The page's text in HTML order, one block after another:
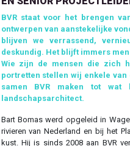
BVR staat voor het brengen
ontwerpen van aanstekelijke
blijven we verrassend,
deskundig. Het blijft immers
Wie zijn de mensen die zich
portretten stellen wij enkele
samen BVR maken tot
landschapsarchitect.
Bart Bomas werd opgeleid in
rivieren van Nederland en bij het
kust. Hij is sinds 2008 aan BVR